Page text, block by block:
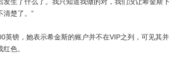
清楚了。”
镑，她表示希金斯的账户并不在VIP之列，可见其并
色。